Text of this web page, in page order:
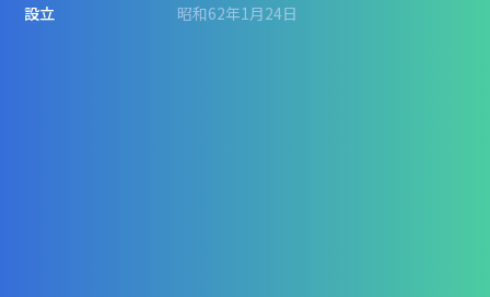
設立 昭和62年1月24日